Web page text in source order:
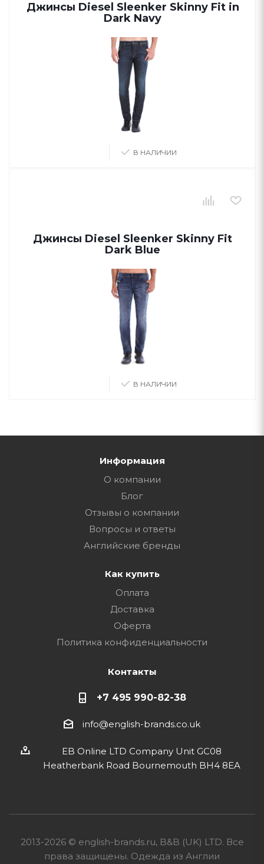
Джинсы Diesel Sleenker Skinny Fit in
Dark Navy
В НАЛИЧИИ
Джинсы Diesel Sleenker Skinny Fit
Dark Blue
В НАЛИЧИИ
Информация
О компании
Блог
Отзывы о компании
Вопросы и ответы
Английские бренды
Как купить
Оплата
Доставка
Оферта
Политика конфиденциальности
Контакты
+7 495 990-82-38
info@english-brands.co.uk
EB Online LTD Company Unit GC08
Heatherbank Road Bournemouth BH4 8EA
2013-2026 © english-brands.ru, B&B (UK) LTD. Все
права защищены. Одежда из Англии